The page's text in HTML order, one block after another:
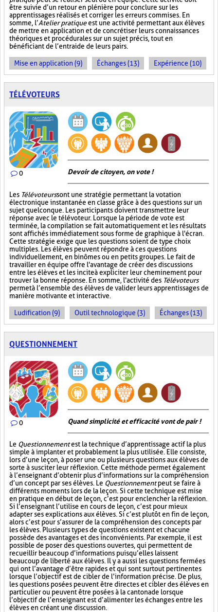
être suivie d’un retour en plénière pour conclure sur les
apprentissages réalisés et corriger les erreurs commises. En
somme, l’Atelier pratiqueest une activité permettant aux élèves
de mettre en application et de concrétiser leurs connaissances
théoriques et procédurales sur un sujet précis, tout en
bénéficiant de l’entraide de leurs pairs.
Mise en application (9) Échanges (13) Expérience (10)
TÉLÉVOTEURS
0 Devoir de citoyen, on vote !
Les Télévoteurssont une stratégie permettant la votation
électronique instantanée en classe grâce à des questions sur un
sujet quelconque. Les participants doivent transmettre leur
réponse avec le télévoteur. Lorsque la période de vote est
terminée, la compilation se fait automatiquement et les résultats
sont affichés immédiatement sous forme de graphique à l'écran.
Cette stratégie exige que les questions soient de type choix
multiples. Les élèves peuvent répondre à ces questions
individuellement, en binômes ou en petits groupes. Le fait de
travailler en équipe offre l'avantage de créer des discussions
entre les élèves et les incite à expliciter leur cheminement pour
trouver la bonne réponse. En somme, l'activité des Télévoteurs
permet à l’ensemble des élèves de valider leurs apprentissages de
manière motivante et interactive.
Ludification (9) Outil technologique (3) Échanges (13)
QUESTIONNEMENT
0 Quand simplicité et efficacité vont de pair !
Le Questionnementest la technique d’apprentissage actif la plus
simple à implanter et probablement la plus utilisée. Elle consiste,
lors d’une leçon, à poser une ou plusieurs questions aux élèves de
sorte à susciter leur réflexion. Cette méthode permet également
à l’enseignant d’obtenir plus d’informations sur la compréhension
d’un concept par ses élèves. Le Questionnementpeut se faire à
différents moments lors de la leçon. Si cette technique est mise
en pratique en début de leçon, c’est pour enclencher la réflexion.
Si l’enseignant l’utilise en cours de leçon, c’est pour mieux
adapter ses explications aux élèves. Si c’est plutôt en fin de leçon,
alors c’est pour s’assurer de la compréhension des concepts par
les élèves. Plusieurs types de questions existent et chacune
possède des avantages et des inconvénients. Par exemple, il est
possible de poser des questions ouvertes, qui permettent de
recueillir beaucoup d’informations puisqu’elles laissent
beaucoup de liberté aux élèves. Il y a aussi les questions fermées
qui ont l’avantage d’être rapides et qui sont surtout pertinentes
lorsque l’objectif est de cibler de l’information précise. De plus,
les questions posées peuvent être directes et cibler des élèves en
particulier ou peuvent être posées à la cantonade lorsque
l’objectif de l’enseignant est d’alimenter les échanges entre les
élèves en créant une discussion.